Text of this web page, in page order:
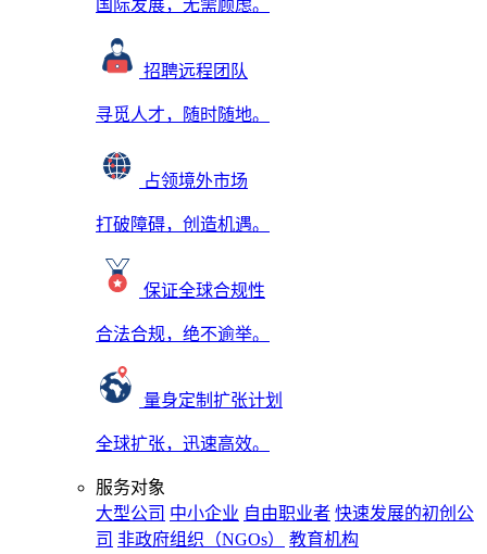
国际发展，无需顾虑。
招聘远程团队
寻觅人才，随时随地。
占领境外市场
打破障碍，创造机遇。
保证全球合规性
合法合规，绝不逾举。
量身定制扩张计划
全球扩张，迅速高效。
服务对象
大型公司 中小企业 自由职业者 快速发展的初创公
司 非政府组织（NGOs）
教育机构